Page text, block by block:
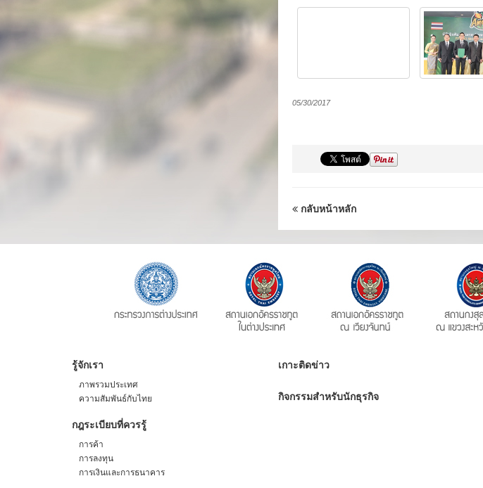
05/30/2017
กลับหน้าหลัก
รู้จักเรา
ภาพรวมประเทศ
ความสัมพันธ์กับไทย
กฎระเบียบที่ควรรู้
การค้า
การลงทุน
การเงินและการธนาคาร
เกาะติดข่าว
กิจกรรมสำหรับนักธุรกิจ